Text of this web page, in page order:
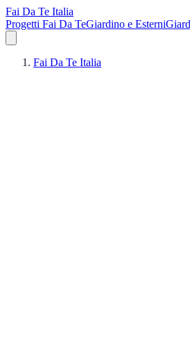
Fai Da Te Italia
Progetti Fai Da TeGiardino e Esterni
Fai Da Te Italia